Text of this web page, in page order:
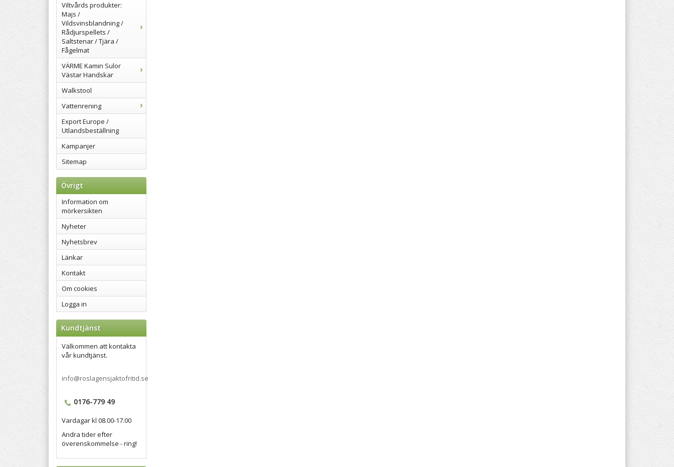
Viltvårds produkter:
Majs /
Vildsvinsblandning /
Rådjurspellets /
Saltstenar / Tjära /
Fågelmat
VÄRME Kamin Sulor
Västar Handskar
Walkstool
Vattenrening
Export Europe /
Utlandsbeställning
Kampanjer
Sitemap
Övrigt
Information om
mörkersikten
Nyheter
Nyhetsbrev
Länkar
Kontakt
Om cookies
Logga in
Kundtjänst
Välkommen att kontakta
vår kundtjänst.
info@roslagensjaktofritid.se
0176-779 49
Vardagar kl 08.00-17.00
Andra tider efter
överenskommelse - ring!